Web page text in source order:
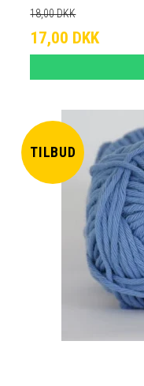
18,00 DKK
17,00 DKK
TILBUD